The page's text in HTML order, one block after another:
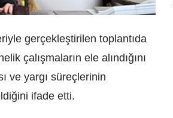
gerçekleştirilen toplantıda
çalışmaların ele alındığını
ve yargı süreçlerinin
ifade etti.